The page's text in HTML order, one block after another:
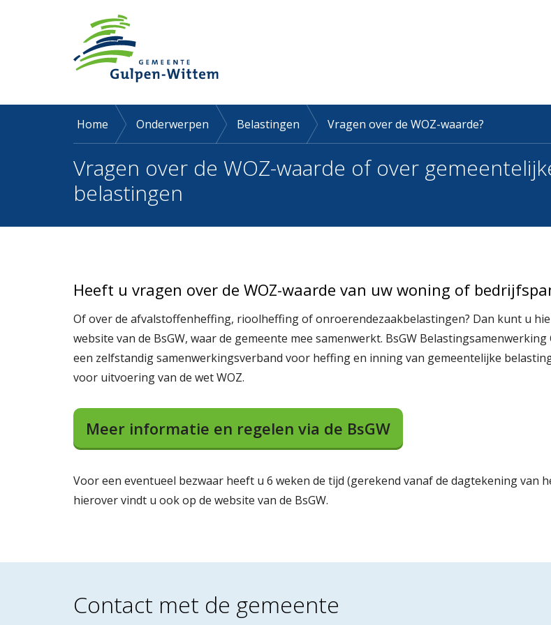
Home Onderwerpen Belastingen Vragen over de WOZ-waarde?
Vragen over de WOZ-waarde of over
belastingen
Heeft u vragen over de WOZ-waarde van uw woning of
Of over de afvalstoffenheffing, rioolheffing of onroerendezaakbelastingen? Dan kunt u
website van de BsGW, waar de gemeente mee samenwerkt. BsGW
een zelfstandig samenwerkingsverband voor heffing en inning van gemeentelijke
voor uitvoering van de wet WOZ.
Meer informatie en regelen via de BsGW
Voor een eventueel bezwaar heeft u 6 weken de tijd (gerekend vanaf de dagtekening van
hierover vindt u ook op de website van de BsGW.
Contact met de gemeente